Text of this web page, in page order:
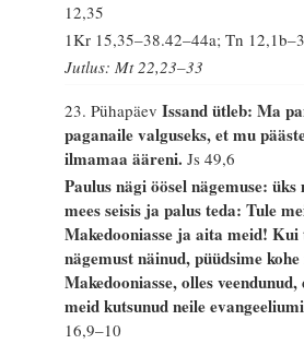
12,35
1Kr 15,35–38.42–44a; Tn
Jutlus: Mt 22,23–33
23. PühapäevIssand ütleb: Ma
paganaile valguseks, et mu
ilmamaa ääreni.Js 49,6
Paulus nägi öösel nägemuse: üks
mees seisis ja palus teda: Tule
Makedooniasse ja aita meid! Kui
nägemust näinud, püüdsime
Makedooniasse, olles
meid kutsunud neile
16,9–10